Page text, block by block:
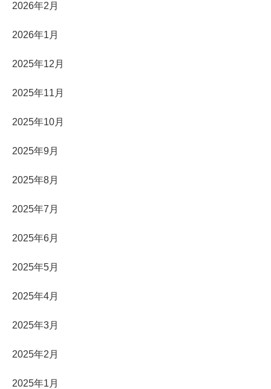
2026年2月
2026年1月
2025年12月
2025年11月
2025年10月
2025年9月
2025年8月
2025年7月
2025年6月
2025年5月
2025年4月
2025年3月
2025年2月
2025年1月